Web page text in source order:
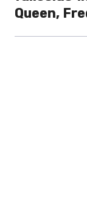
Queen,